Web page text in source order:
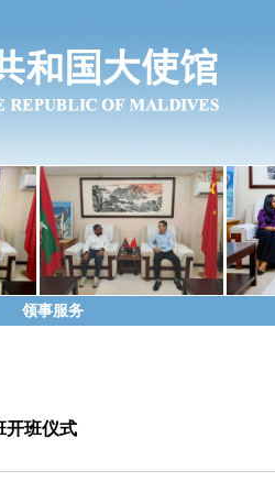
领事服务
开班仪式